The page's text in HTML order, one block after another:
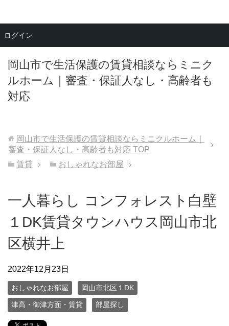
岡山市で生活保護の賃貸相談ならミニク
ルホーム｜審査・保証人なし・高齢者も
対応
メニュー
岡山市で生活保護の賃貸相談ならミニクルホーム｜
審査・保証人なし・高齢者も対応 TOP
賃貸
おしゃれなお部屋
一人暮らし コンフォレスト白壁
１DK賃貸タウンハウス岡山市北
区横井上
2022年12月23日
おしゃれなお部屋 岡山市北区１DK
津高・御津方面・賃貸 部屋探し
ログイン